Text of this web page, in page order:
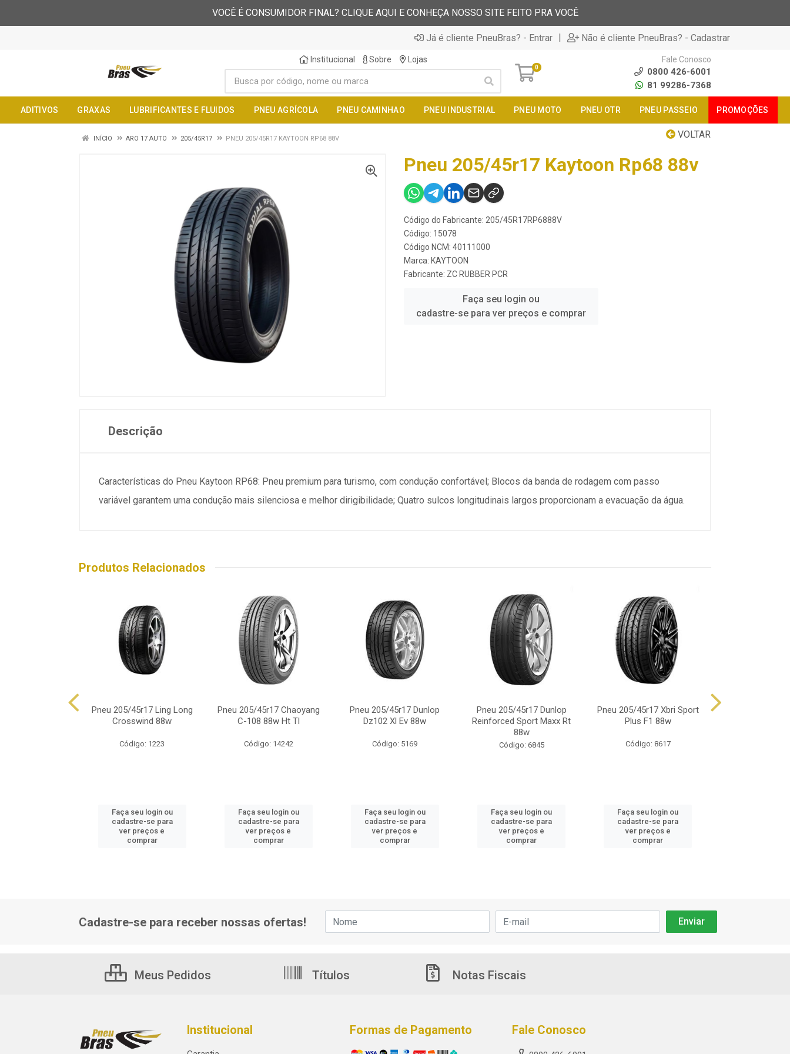
VOCÊ É CONSUMIDOR FINAL? CLIQUE AQUI E CONHEÇA NOSSO SITE FEITO PRA VOCÊ
Já é cliente PneuBras? - Entrar | Não é cliente PneuBras? - Cadastrar
Institucional Sobre Lojas
0
Fale Conosco
0800 426-6001
81 99286-7368
ADITIVOS GRAXAS LUBRIFICANTES E FLUIDOS PNEU AGRÍCOLA PNEU CAMINHAO PNEU INDUSTRIAL PNEU MOTO PNEU OTR PNEU PASSEIO PROMOÇÕES
VOLTAR
INÍCIO ARO 17 AUTO 205/45R17 PNEU 205/45R17 KAYTOON RP68 88V
Pneu 205/45r17 Kaytoon Rp68 88v
Código do Fabricante: 205/45R17RP6888V
Código: 15078
Código NCM: 40111000
Marca: KAYTOON
Fabricante: ZC RUBBER PCR
Faça seu login ou
cadastre-se para ver preços e comprar
Descrição
Características do Pneu Kaytoon RP68: Pneu premium para turismo, com condução confortável; Blocos da banda de rodagem com passo
variável garantem uma condução mais silenciosa e melhor dirigibilidade; Quatro sulcos longitudinais largos proporcionam a evacuação da água.
Produtos Relacionados
Pneu 205/45r17 Ling Long
Crosswind 88w
Código: 1223
Faça seu login ou
cadastre-se para
ver preços e
comprar
Pneu 205/45r17 Chaoyang
C-108 88w Ht Tl
Código: 14242
Faça seu login ou
cadastre-se para
ver preços e
comprar
Pneu 205/45r17 Dunlop
Dz102 Xl Ev 88w
Código: 5169
Faça seu login ou
cadastre-se para
ver preços e
comprar
Pneu 205/45r17 Dunlop
Reinforced Sport Maxx Rt
88w
Código: 6845
Faça seu login ou
cadastre-se para
ver preços e
comprar
Pneu 205/45r17 Xbri Sport
Plus F1 88w
Código: 8617
Faça seu login ou
cadastre-se para
ver preços e
comprar
Cadastre-se para receber nossas ofertas!
Meus Pedidos Títulos Notas Fiscais
Institucional Formas de Pagamento Fale Conosco